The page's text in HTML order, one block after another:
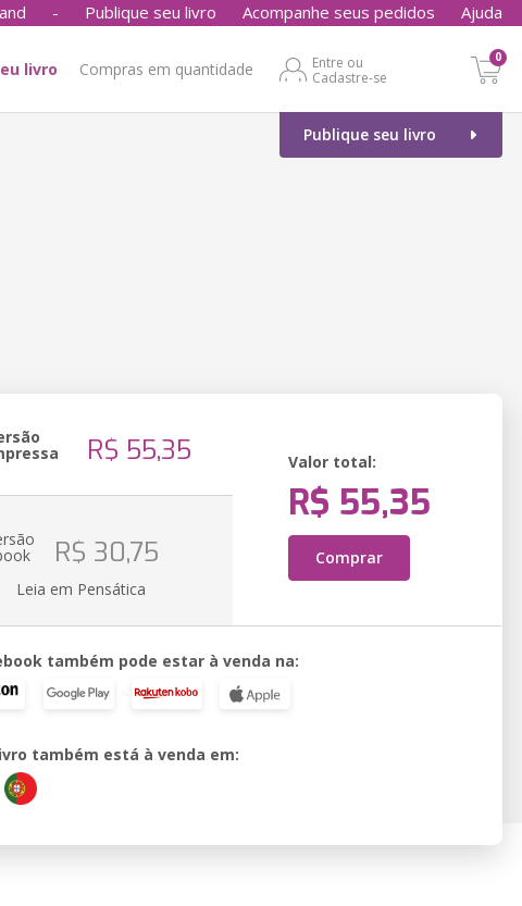
- Publique seu livro Acompanhe seus pedidos Ajuda
livro Compras em quantidade
Entre ou
Cadastre-se
0
Publique seu livro
R$ 55,35 Valor total:
R$ 55,35
Comprar
R$ 30,75
Leia em Pensática
também pode estar à venda na:
também está à venda em: